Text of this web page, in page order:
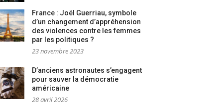
France : Joël Guerriau, symbole
d’un changement d’appréhension
des violences contre les femmes
par les politiques ?
23 novembre 2023
D’anciens astronautes s’engagent
pour sauver la démocratie
américaine
28 avril 2026